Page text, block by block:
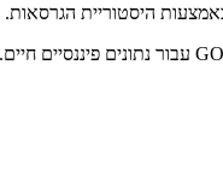
היסטוריית הגרסאות.